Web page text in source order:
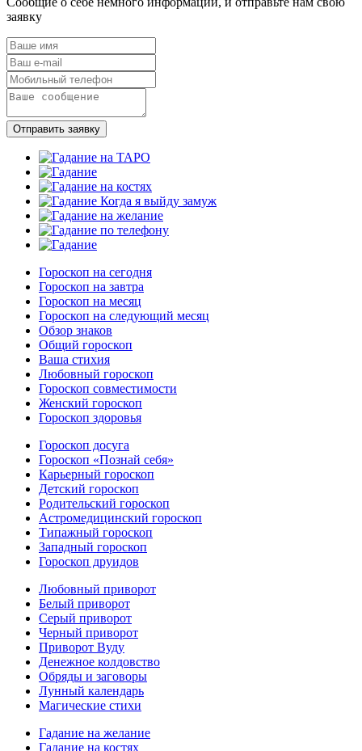
заявку
Отправить заявку
Гороскоп на сегодня
Гороскоп на завтра
Гороскоп на месяц
Гороскоп на следующий месяц
Обзор знаков
Общий гороскоп
Ваша стихия
Любовный гороскоп
Гороскоп совместимости
Женский гороскоп
Гороскоп здоровья
Гороскоп досуга
Гороскоп «Познай себя»
Карьерный гороскоп
Детский гороскоп
Родительский гороскоп
Астромедицинский гороскоп
Типажный гороскоп
Западный гороскоп
Гороскоп друидов
Любовный приворот
Белый приворот
Серый приворот
Черный приворот
Приворот Вуду
Денежное колдовство
Обряды и заговоры
Лунный календарь
Магические стихи
Гадание на желание
Гадание на костях